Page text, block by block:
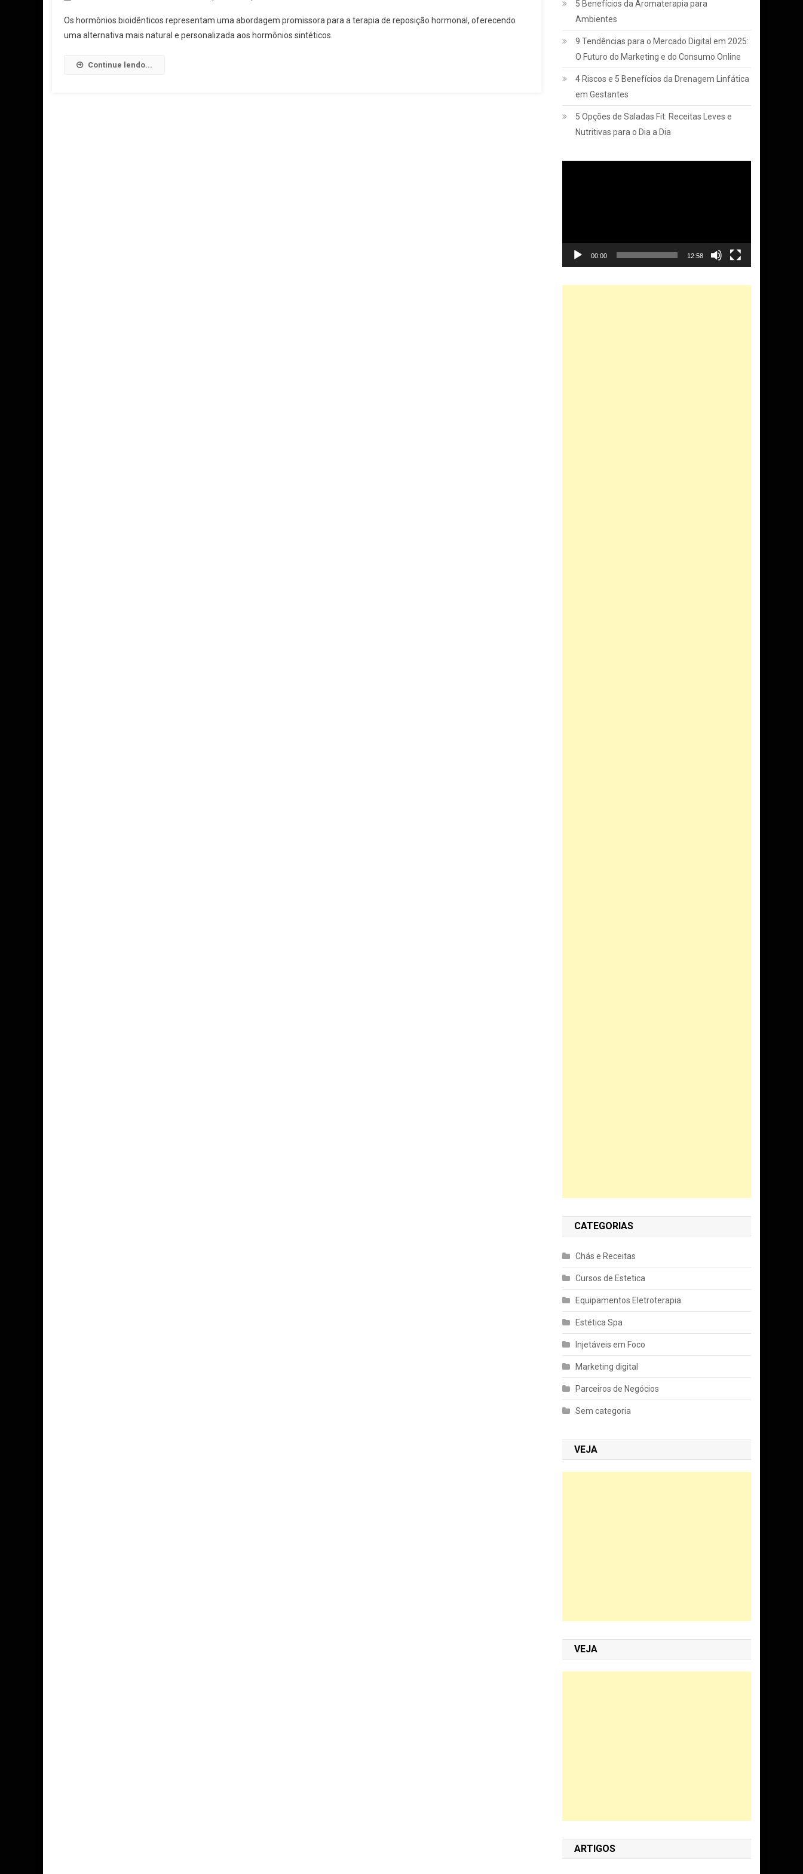
Os hormônios bioidênticos representam uma abordagem promissora para a terapia de reposição hormonal, oferecendo
uma alternativa mais natural e personalizada aos hormônios sintéticos.
Continue lendo...
5 Benefícios da Aromaterapia para
Ambientes
9 Tendências para o Mercado Digital em 2025:
O Futuro do Marketing e do Consumo Online
4 Riscos e 5 Benefícios da Drenagem Linfática
em Gestantes
5 Opções de Saladas Fit: Receitas Leves e
Nutritivas para o Dia a Dia
00:00 12:58
CATEGORIAS
Chás e Receitas
Cursos de Estetica
Equipamentos Eletroterapia
Estética Spa
Injetáveis em Foco
Marketing digital
Parceiros de Negócios
Sem categoria
VEJA
VEJA
ARTIGOS